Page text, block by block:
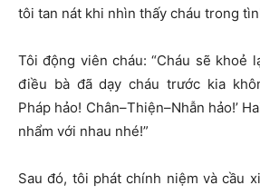
tôi tan nát khi nhìn thấy cháu trong
Tôi động viên cháu: “Cháu sẽ khoẻ
điều bà đã dạy cháu trước kia
Pháp hảo! Chân–Thiện–Nhẫn hảo!’
nhẩm với nhau nhé!”
Sau đó, tôi phát chính niệm và cầu